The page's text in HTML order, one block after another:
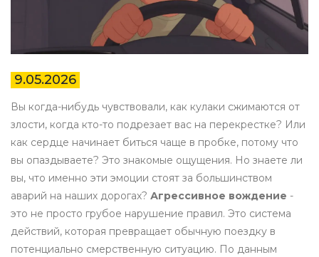
9.05.2026
Вы когда-нибудь чувствовали, как кулаки сжимаются от
злости, когда кто-то подрезает вас на перекрестке? Или
как сердце начинает биться чаще в пробке, потому что
вы опаздываете? Это знакомые ощущения. Но знаете ли
вы, что именно эти эмоции стоят за большинством
аварий на наших дорогах? Агрессивное вождение -
это не просто грубое нарушение правил. Это система
действий, которая превращает обычную поездку в
потенциально смерственную ситуацию. По данным